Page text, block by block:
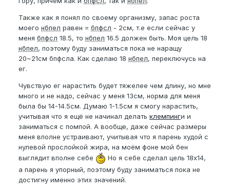
Также как я понял по своему организму, запас роста
моего нбпел равен = бпфсл - 2см, т.е если сейчас у
меня бпфсл 18.5, то нбпел 16.5 должен быть. Моя цель 18
нбпел, поэтому буду заниматься пока не наращу
20~21см бпфсла. Как сделаю 18 нбпел, переключусь на
ег.
Чувствую ег нарастить будет тяжелее чем длину, но мне
много и не надо, сейчас у меня 13см, норма для меня
была бы 14-14.5см. Думаю 1-1.5см я смогу нарастить,
учитывая что я ещё не начинал делать клемпинги и
заниматься с помпой. А вообще, даже сейчас размеры
меня вполне устраивают, учитывая что я парень худой с
нулевой прослойкой жира, на моём фоне мой бен
выглядит вполне себе
Но я себе сделал цель 18х14,
а парень я упорный, поэтому буду заниматься пока не
достигну именно этих значений.